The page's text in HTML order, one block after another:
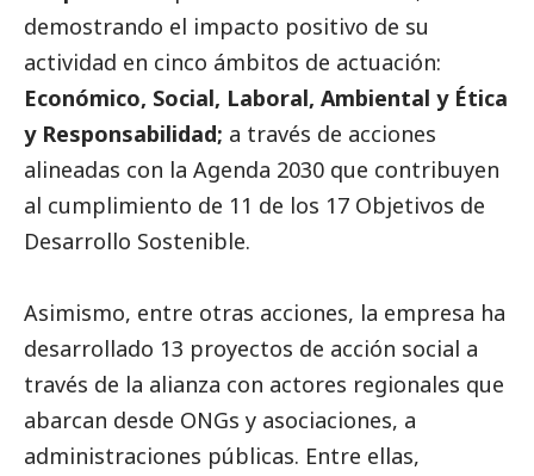
demostrando el impacto positivo de su
actividad en cinco ámbitos de actuación:
Económico, Social, Laboral, Ambiental y Ética
y Responsabilidad; a través de acciones
alineadas con la Agenda 2030 que contribuyen
al cumplimiento de 11 de los 17 Objetivos de
Desarrollo Sostenible.
Asimismo, entre otras acciones, la empresa ha
desarrollado 13 proyectos de acción social a
través de la alianza con actores regionales que
abarcan desde ONGs y asociaciones, a
administraciones públicas. Entre ellas,